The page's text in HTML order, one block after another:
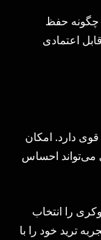
چگونه حفظ
اعتمادی
دارد. امکان
احساس
را انتخاب
ترید خود را با